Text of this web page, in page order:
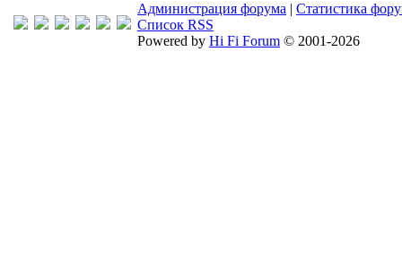
Администрация форума | Статистика
Список RSS
Powered by Hi Fi Forum © 2001-2026